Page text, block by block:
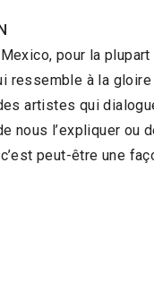
pour la
ressemble à la
artistes qui
nous l’expliquer
peut-être une